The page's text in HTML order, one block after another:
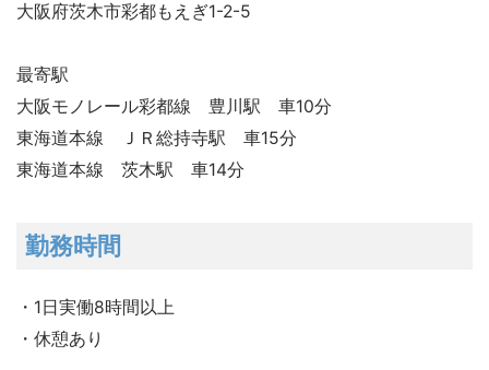
大阪府茨木市彩都もえぎ1-2-5
最寄駅
大阪モノレール彩都線 豊川駅 車10分
東海道本線 ＪＲ総持寺駅 車15分
東海道本線 茨木駅 車14分
勤務時間
・1日実働8時間以上
・休憩あり